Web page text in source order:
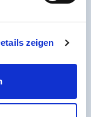
zeigen
€